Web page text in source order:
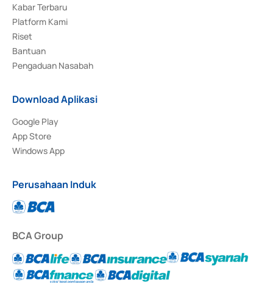
Kabar Terbaru
Platform Kami
Riset
Bantuan
Pengaduan Nasabah
Download Aplikasi
Google Play
App Store
Windows App
Perusahaan Induk
BCA Group